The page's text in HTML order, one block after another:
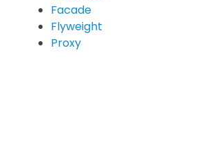
Facade
Flyweight
Proxy